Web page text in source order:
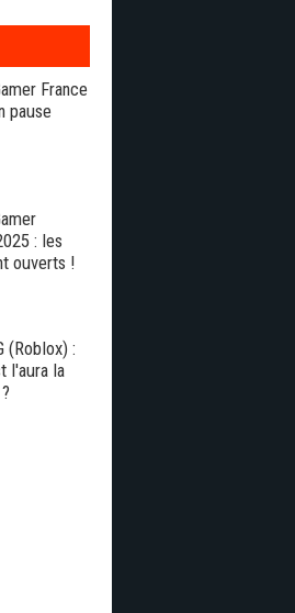
France
pause
: les
ouverts !
(Roblox) :
l'aura la